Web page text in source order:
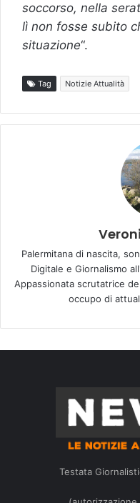
soccorso, nella
lì non fosse subito
situazione“.
Tag Notizie Attualità
Palermitana di nascita,
Digitale e Giornalismo
Appassionata scrutatrice
occupo di
Testata